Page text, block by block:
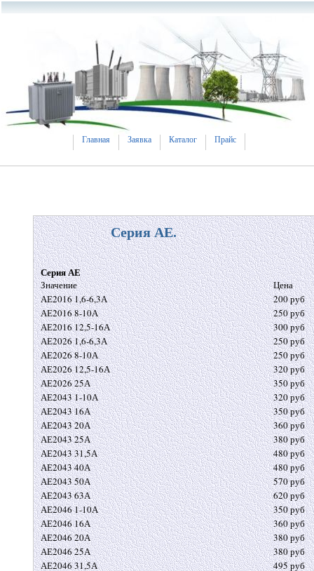
Главная Заявка Каталог Прайс
Серия АЕ.
Серия АЕ
Значение
Цена
АЕ2016 1,6-6,3А
200 руб
АЕ2016 8-10А
250 руб
АЕ2016 12,5-16А
300 руб
АЕ2026 1,6-6,3А
250 руб
АЕ2026 8-10А
250 руб
АЕ2026 12,5-16А
320 руб
АЕ2026 25А
350 руб
АЕ2043 1-10А
320 руб
АЕ2043 16А
350 руб
АЕ2043 20А
360 руб
АЕ2043 25А
380 руб
АЕ2043 31,5А
480 руб
АЕ2043 40А
480 руб
АЕ2043 50А
570 руб
АЕ2043 63А
620 руб
АЕ2046 1-10А
350 руб
АЕ2046 16А
360 руб
АЕ2046 20А
380 руб
АЕ2046 25А
380 руб
АЕ2046 31,5А
495 руб